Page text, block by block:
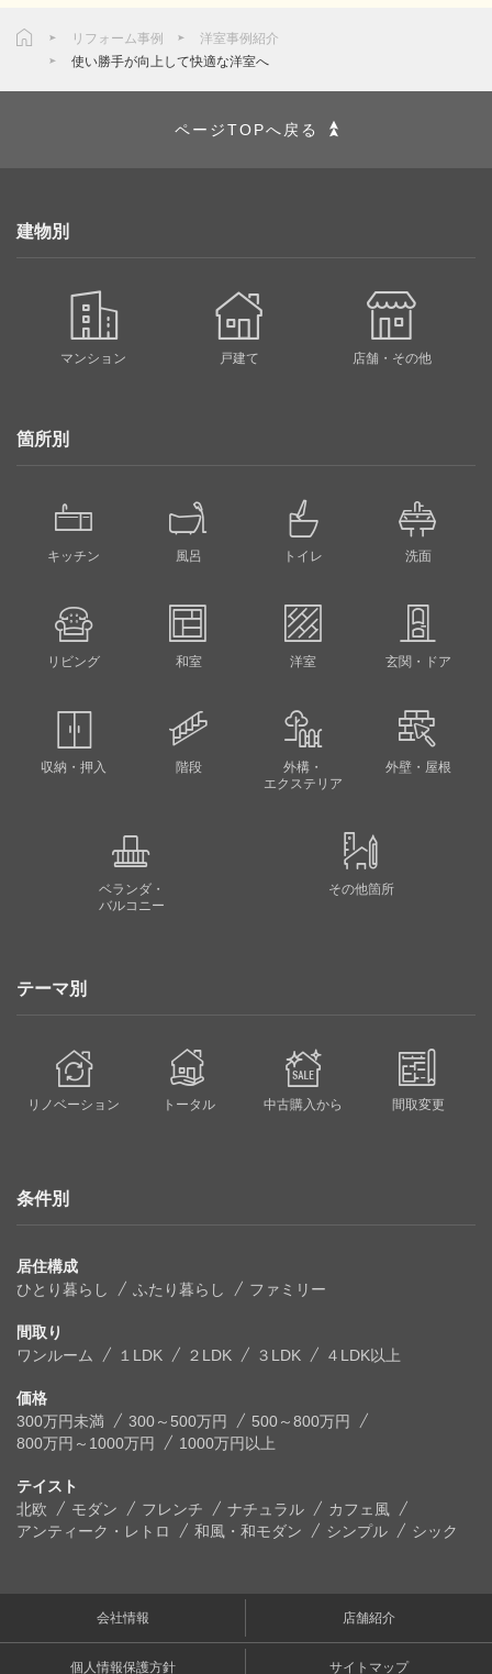
リフォーム事例
洋室事例紹介
使い勝手が向上して快適な洋室へ
ページTOPへ戻る
建物別
マンション 戸建て 店舗・その他
箇所別
キッチン 風呂 トイレ 洗面
リビング 和室 洋室 玄関・ドア
収納・押入 階段
外構・
エクステリア
外壁・屋根
ベランダ・
バルコニー
その他箇所
テーマ別
リノベーション トータル 中古購入から 間取変更
条件別
居住構成
ひとり暮らし
ふたり暮らし ファミリー
間取り
ワンルーム
１LDK ２LDK ３LDK ４LDK以上
価格
300万円未満
300～500万円
500～800万円
800万円～1000万円
1000万円以上
テイスト
北欧
モダン フレンチ ナチュラル
カフェ風
アンティーク・レトロ
和風・和モダン シンプル シック
会社情報 店舗紹介
個人情報保護方針 サイトマップ